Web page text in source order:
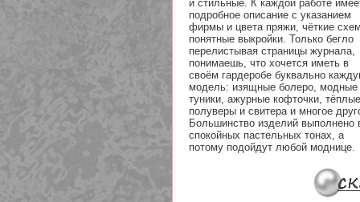
и стильные. К каждой работе
подробное описание с указанием
фирмы и цвета пряжи, чёткие
понятные выкройки. Только бегло
перелистывая страницы журнала,
понимаешь, что хочется иметь в
своём гардеробе буквально
модель: изящные болеро, модные
туники, ажурные кофточки, тёплые
полуверы и свитера и многое
Большинство изделий выполнено
спокойных пастельных тонах, а
потому подойдут любой моднице.